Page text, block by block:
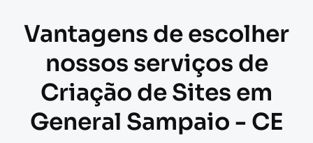
Vantagens de escolher
nossos serviços de
Criação de Sites em
General Sampaio - CE